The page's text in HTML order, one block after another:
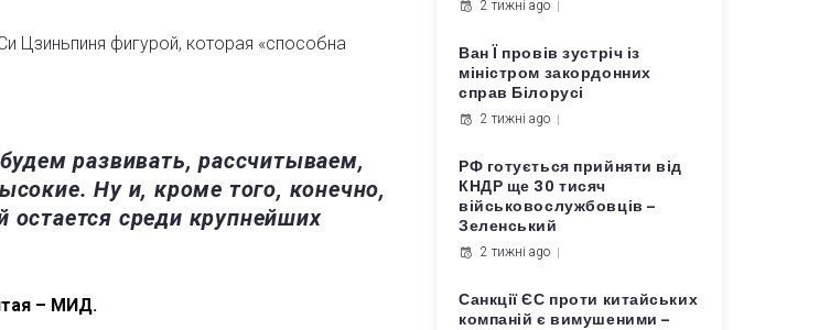
Цзиньпиня фигурой, которая «способна
развивать, рассчитываем,
Ну и, кроме того, конечно,
остается среди крупнейших
– МИД.
2 тижні ago
Ван Ї провів зустріч із
міністром закордонних
справ Білорусі
2 тижні ago
РФ готується прийняти від
КНДР ще 30 тисяч
військовослужбовців –
Зеленський
2 тижні ago
Санкції ЄС проти китайських
компаній є вимушеними –